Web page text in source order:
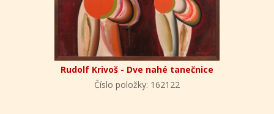
Rudolf Krivoš - Dve nahé tanečnice
Číslo položky: 162122